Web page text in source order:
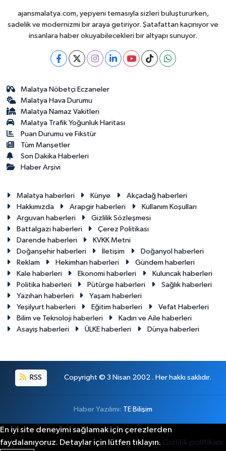
ajansmalatya.com, yepyeni temasıyla sizleri buluştururken,
sadelik ve modernizmi bir araya getiriyor. Şatafattan kaçınıyor ve
insanlara haber okuyabilecekleri bir altyapı sunuyor.
Malatya Nöbetçi Eczaneler
Malatya Hava Durumu
Malatya Namaz Vakitleri
Malatya Trafik Yoğunluk Haritası
Puan Durumu ve Fikstür
Tüm Manşetler
Son Dakika Haberleri
Haber Arşivi
Malatya haberleri Künye
Akçadağ haberleri
Hakkımızda
Arapgir haberleri
Kullanım Koşulları
Arguvan haberleri
Gizlilik Sözleşmesi
Battalgazi haberleri
Çerez Politikası
Darende haberleri
KVKK Metni
Doğanşehir haberleri
İletişim
Doğanyol haberleri
Reklam
Hekimhan haberleri
Gündem haberleri
Kale haberleri
Ekonomi haberleri
Kuluncak haberleri
Politika haberleri
Pütürge haberleri
Sağlık haberleri
Yazıhan haberleri
Yaşam haberleri
Yeşilyurt haberleri
Eğitim haberleri
Vefat Haberleri
Bilim ve Teknoloji haberleri
Kadın ve Aile haberleri
Asayiş haberleri
ÜLKE haberleri Dünya haberleri
RSS Copyright © 3 Nisan 2002 . Her hakkı saklıdır.
Haber Yazılımı: TE Bilişim
En iyi site deneyimi sağlamak için çerezlerden
faydalanıyoruz. Detaylar için lütfen tıklayın. Gizlilik politikası